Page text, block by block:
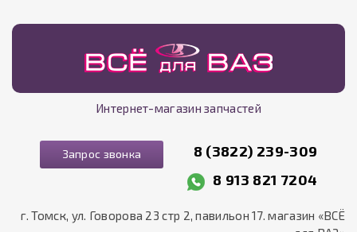
Интернет-магазин запчастей
Запрос звонка
8 (3822) 239-309
8 913 821 7204
г. Томск, ул. Говорова 23 стр 2, павильон 17. магазин «ВСЁ